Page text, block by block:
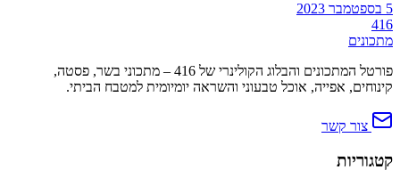
5 בספטמבר 2023
416
מתכונים
פורטל המתכונים והבלוג הקולינרי של 416 – מתכוני בשר, פסטה,
קינוחים, אפייה, אוכל טבעוני והשראה יומיומית למטבח הביתי.
צור קשר
קטגוריות